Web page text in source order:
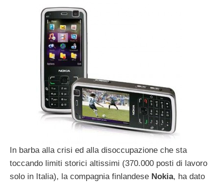
In barba alla crisi ed alla disoccupazione che sta
toccando limiti storici altissimi (370.000 posti di lavoro
solo in Italia), la compagnia finlandese Nokia, ha dato